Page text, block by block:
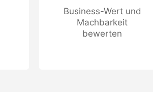
Business-Wert und
Machbarkeit
bewerten